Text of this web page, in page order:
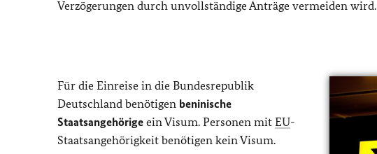
Verzögerungen durch unvollständige Anträge vermeiden wird.
Für die Einreise in die Bundesrepublik
Deutschland benötigen beninische
Staatsangehörige ein Visum. Personen mit EU-
Staatsangehörigkeit benötigen kein Visum.